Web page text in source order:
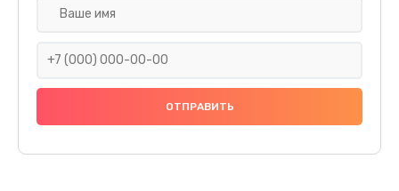
Замена динамика
880 руб.